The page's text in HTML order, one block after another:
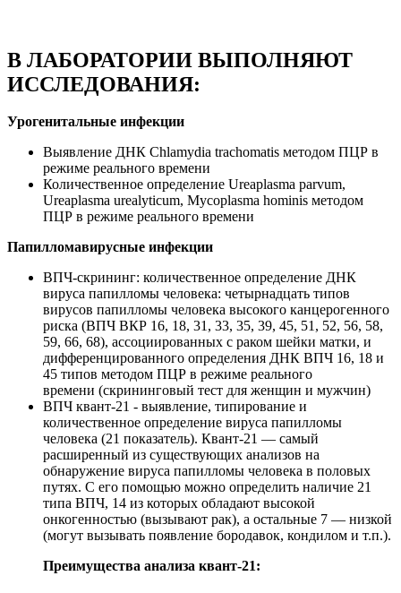
В ЛАБОРАТОРИИ ВЫПОЛНЯЮТ
ИССЛЕДОВАНИЯ:
Урогенитальные инфекции
Выявление ДНК Chlamydia trachomatis методом ПЦР в
режиме реального времени
Количественное определение Ureaplasma parvum,
Ureaplasma urealyticum, Mycoplasma hominis методом
ПЦР в режиме реального времени
Папилломавирусные инфекции
ВПЧ-скрининг: количественное определение ДНК
вируса папилломы человека: четырнадцать типов
вирусов папилломы человека высокого канцерогенного
риска (ВПЧ ВКР 16, 18, 31, 33, 35, 39, 45, 51, 52, 56, 58,
59, 66, 68), ассоциированных с раком шейки матки, и
дифференцированного определения ДНК ВПЧ 16, 18 и
45 типов методом ПЦР в режиме реального
времени (скрининговый тест для женщин и мужчин)
ВПЧ квант-21 - выявление, типирование и
количественное определение вируса папилломы
человека (21 показатель). Квант-21 — самый
расширенный из существующих анализов на
обнаружение вируса папилломы человека в половых
путях. С его помощью можно определить наличие 21
типа ВПЧ, 14 из которых обладают высокой
онкогенностью (вызывают рак), а остальные 7 — низкой
(могут вызывать появление бородавок, кондилом и т.п.).
Преимущества анализа квант-21: